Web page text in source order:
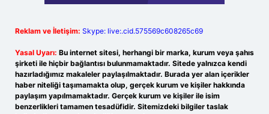
Reklam ve İletişim: Skype: live:.cid.575569c608265c69
Yasal Uyarı: Bu internet sitesi, herhangi bir marka, kurum veya şahıs
şirketi ile hiçbir bağlantısı bulunmamaktadır. Sitede yalnızca kendi
hazırladığımız makaleler paylaşılmaktadır. Burada yer alan içerikler
haber niteliği taşımamakta olup, gerçek kurum ve kişiler hakkında
paylaşım yapılmamaktadır. Gerçek kurum ve kişiler ile isim
benzerlikleri tamamen tesadüfidir. Sitemizdeki bilgiler taslak